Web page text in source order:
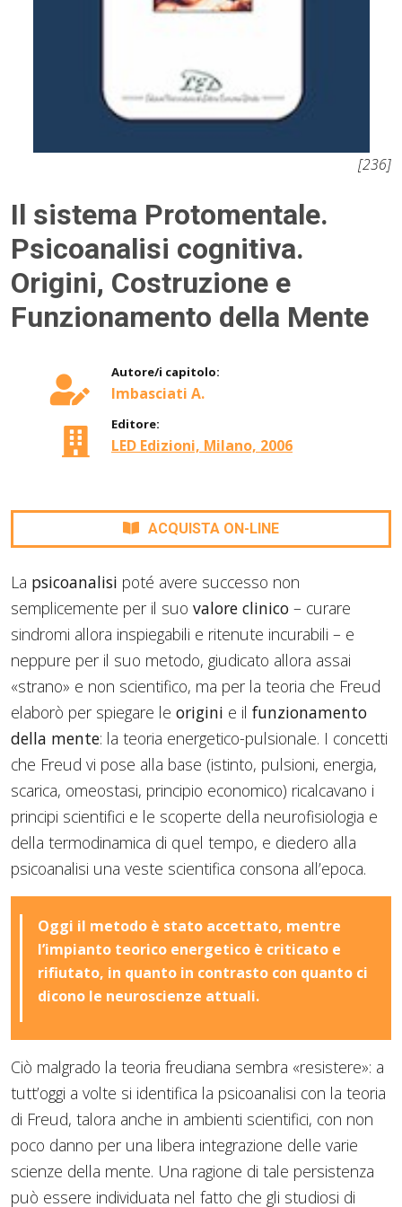
[236]
Il sistema Protomentale.
Psicoanalisi cognitiva.
Origini, Costruzione e
Funzionamento della Mente
Autore/i capitolo:
Imbasciati A.
Editore:
LED Edizioni, Milano, 2006
ACQUISTA ON-LINE
La psicoanalisi poté avere successo non
semplicemente per il suo valore clinico – curare
sindromi allora inspiegabili e ritenute incurabili – e
neppure per il suo metodo, giudicato allora assai
«strano» e non scientifico, ma per la teoria che Freud
elaborò per spiegare le origini e il funzionamento
della mente: la teoria energetico-pulsionale. I concetti
che Freud vi pose alla base (istinto, pulsioni, energia,
scarica, omeostasi, principio economico) ricalcavano i
principi scientifici e le scoperte della neurofisiologia e
della termodinamica di quel tempo, e diedero alla
psicoanalisi una veste scientifica consona all’epoca.
Oggi il metodo è stato accettato, mentre
l’impianto teorico energetico è criticato e
rifiutato, in quanto in contrasto con quanto ci
dicono le neuroscienze attuali.
Ciò malgrado la teoria freudiana sembra «resistere»: a
tutt’oggi a volte si identifica la psicoanalisi con la teoria
di Freud, talora anche in ambienti scientifici, con non
poco danno per una libera integrazione delle varie
scienze della mente. Una ragione di tale persistenza
può essere individuata nel fatto che gli studiosi di